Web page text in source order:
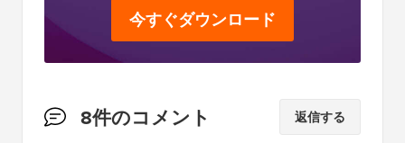
今すぐダウンロード
読
8件のコメント 返信する